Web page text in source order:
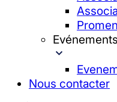
Evénements
Nous contacter